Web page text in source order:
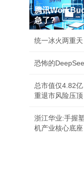
腾讯
急了?
统一冰火两重
恐怖的
总市值仅4.82
重退市风险压顶
浙江华业:手握
机产业核心底座